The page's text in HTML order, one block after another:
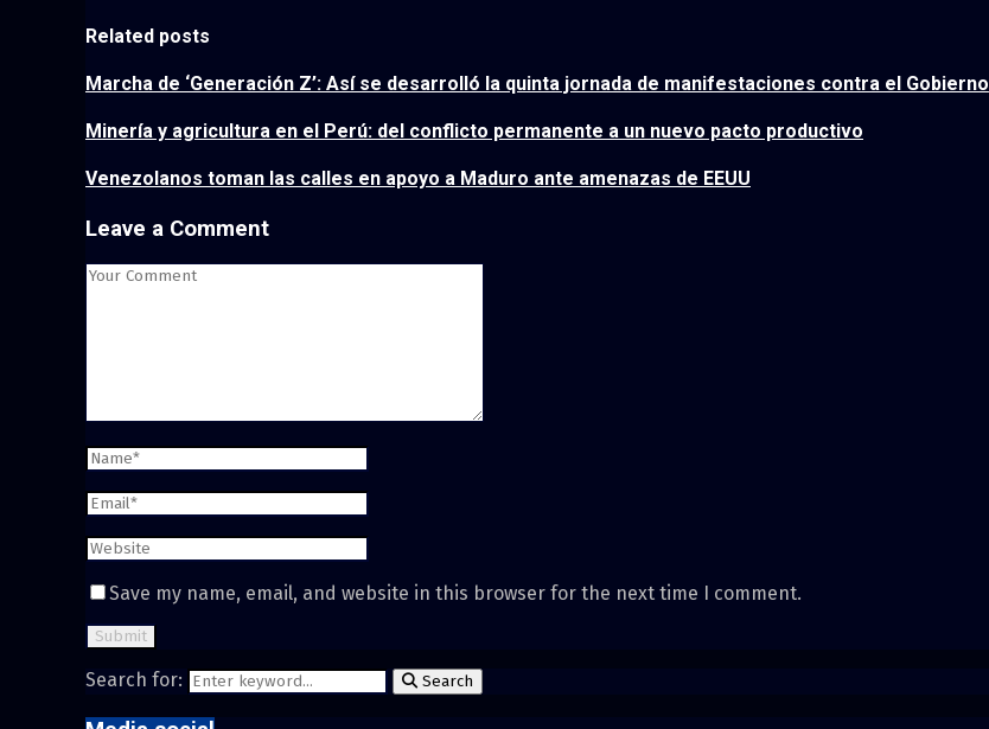
Related posts
Marcha de ‘Generación Z’: Así se desarrolló la quinta jornada de manifestaciones contra el Gobierno
Minería y agricultura en el Perú: del conflicto permanente a un nuevo pacto productivo
Venezolanos toman las calles en apoyo a Maduro ante amenazas de EEUU
Leave a Comment
Save my name, email, and website in this browser for the next time I comment.
Search for: Search